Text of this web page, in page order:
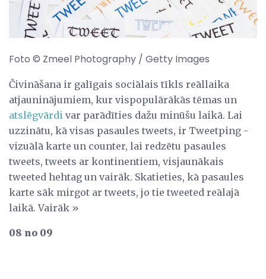
Foto © Zmeel Photography / Getty Images
Čivināšana ir galīgais sociālais tīkls reāllaika
atjauninājumiem, kur vispopulārākās tēmas un
atslēgvārdi var parādīties dažu minūšu laikā. Lai
uzzinātu, kā visas pasaules tweets, ir Tweetping -
vizuālā karte un counter, lai redzētu pasaules
tweets, tweets ar kontinentiem, visjaunākais
tweeted hehtag un vairāk. Skatieties, kā pasaules
karte sāk mirgot ar tweets, jo tie tweeted reālajā
laikā. Vairāk »
08 no 09